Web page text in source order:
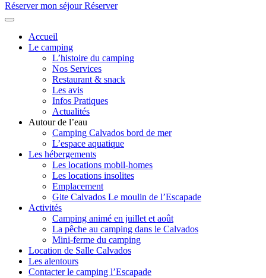
Réserver mon séjour Réserver
Accueil
Le camping
L’histoire du camping
Nos Services
Restaurant & snack
Les avis
Infos Pratiques
Actualités
Autour de l’eau
Camping Calvados bord de mer
L’espace aquatique
Les hébergements
Les locations mobil-homes
Les locations insolites
Emplacement
Gite Calvados Le moulin de l’Escapade
Activités
Camping animé en juillet et août
La pêche au camping dans le Calvados
Mini-ferme du camping
Location de Salle Calvados
Les alentours
Contacter le camping l’Escapade